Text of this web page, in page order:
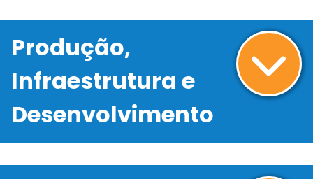
Produção,
Infraestrutura e
Desenvolvimento